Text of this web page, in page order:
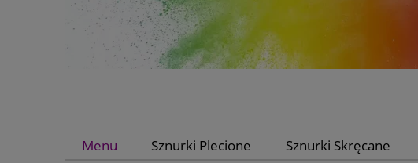
Menu Sznurki Plecione Sznurki Skręcane